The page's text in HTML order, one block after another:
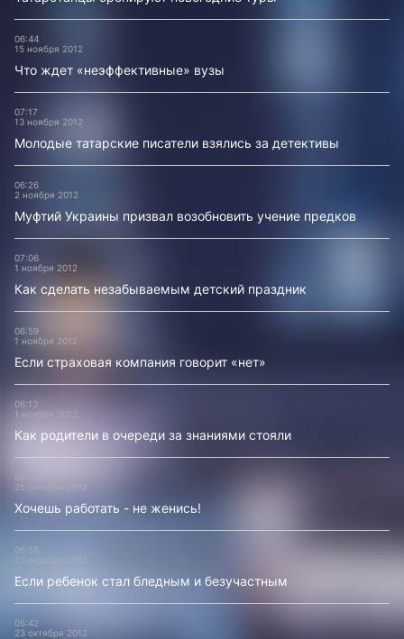
06:44
15 ноября 2012
Что ждет «неэффективные» вузы
07:17
13 ноября 2012
Молодые татарские писатели взялись за детективы
06:26
2 ноября 2012
Муфтий Украины призвал возобновить учение предков
07:06
1 ноября 2012
Как сделать незабываемым детский праздник
06:59
1 ноября 2012
Если страховая компания говорит «нет»
06:13
1 ноября 2012
Как родители в очереди за знаниями стояли
25 октября 2012
Хочешь работать - не женись!
05:58
23 октября 2012
Если ребенок стал бледным и безучастным
05:42
23 октября 2012